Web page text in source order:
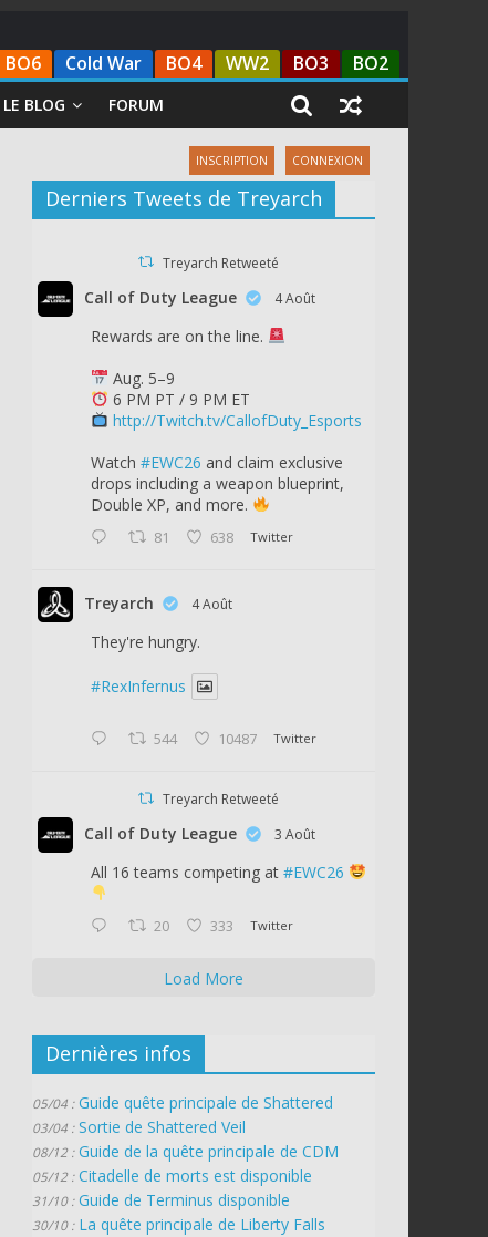
BO6 Cold War BO4 WW2 BO3 BO2
LE BLOG FORUM
INSCRIPTION CONNEXION
Derniers Tweets de Treyarch
Treyarch Retweeté
Call of Duty League 4 Août
Rewards are on the line.
Aug. 5–9
6 PM PT / 9 PM ET
http://Twitch.tv/CallofDuty_Esports
Watch #EWC26 and claim exclusive
drops including a weapon blueprint,
Double XP, and more.
81 638 Twitter
Treyarch 4 Août
They're hungry.
#RexInfernus
544 10487 Twitter
Treyarch Retweeté
Call of Duty League 3 Août
All 16 teams competing at #EWC26
20 333 Twitter
Load More
Dernières infos
05/04 : Guide quête principale de Shattered
03/04 : Sortie de Shattered Veil
08/12 : Guide de la quête principale de CDM
05/12 : Citadelle de morts est disponible
31/10 : Guide de Terminus disponible
30/10 : La quête principale de Liberty Falls